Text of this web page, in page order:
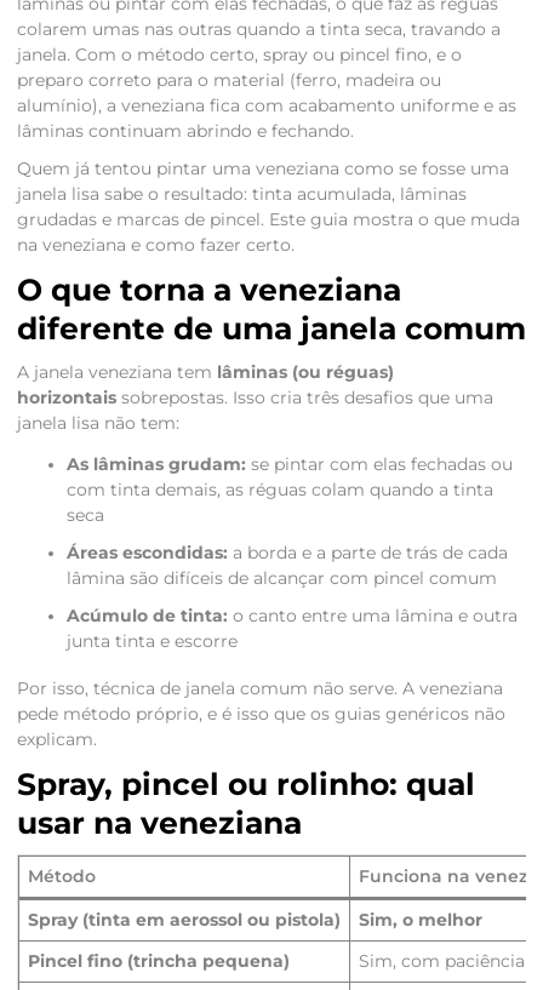
colarem umas nas outras quando a tinta seca, travando a
janela. Com o método certo, spray ou pincel fino, e o
preparo correto para o material (ferro, madeira ou
alumínio), a veneziana fica com acabamento uniforme e as
lâminas continuam abrindo e fechando.
Quem já tentou pintar uma veneziana como se fosse uma
janela lisa sabe o resultado: tinta acumulada, lâminas
grudadas e marcas de pincel. Este guia mostra o que muda
na veneziana e como fazer certo.
O que torna a veneziana
diferente de uma janela comum
A janela veneziana tem lâminas (ou réguas)
horizontaissobrepostas. Isso cria três desafios que uma
janela lisa não tem:
As lâminas grudam: se pintar com elas fechadas ou
com tinta demais, as réguas colam quando a tinta
seca
Áreas escondidas: a borda e a parte de trás de cada
lâmina são difíceis de alcançar com pincel comum
Acúmulo de tinta: o canto entre uma lâmina e outra
junta tinta e escorre
Por isso, técnica de janela comum não serve. A veneziana
pede método próprio, e é isso que os guias genéricos não
explicam.
Spray, pincel ou rolinho: qual
usar na veneziana
Método Funciona na
Spray (tinta em aerossol ou pistola) Sim, o melhor
Pincel fino (trincha pequena) Sim, com paciência